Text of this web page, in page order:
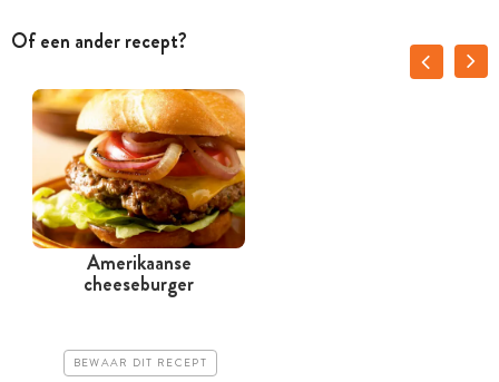
Of een ander recept?
Amerikaanse
cheeseburger
BEWAAR DIT RECEPT